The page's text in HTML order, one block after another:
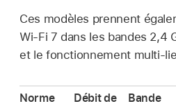
Ces modèles prennent
Wi-Fi 7 dans les bandes 2,4
et le fonctionnement multi-
Norme
Débit de
Bande